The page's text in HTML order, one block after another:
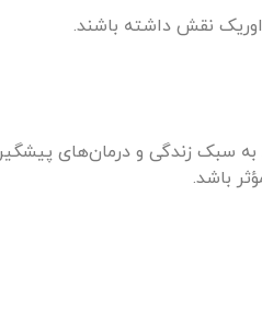
نقش داشته باشند.
به سبک زندگی و درمان‌های
باشد.